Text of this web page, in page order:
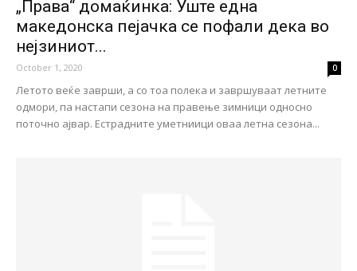
„Права“ домаќинка: Уште една
македонска пејачка се пофали дека во
нејзиниот...
October 1, 2020 0
Летото веќе заврши, а со тоа полека и завршуваат летните
одмори, па настапи сезона на правење зимници односно
поточно ајвар. Естрадните уметниици оваа летна сезона...